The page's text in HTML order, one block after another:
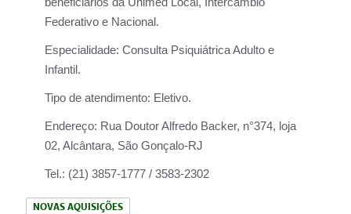
beneficiários da Unimed Local, Intercâmbio
Federativo e Nacional.
Especialidade: Consulta Psiquiátrica Adulto e
Infantil.
Tipo de atendimento: Eletivo.
Endereço: Rua Doutor Alfredo Backer, n°374, loja
02, Alcântara, São Gonçalo-RJ
Tel.: (21) 3857-1777 / 3583-2302
NOVAS AQUISIÇÕES